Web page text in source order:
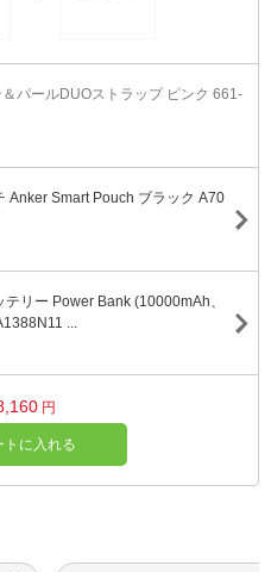
パールDUOストラップ ピンク 661-
Smart Pouch ブラック A70
リー Power Bank (10000mAh、
...
円
トに入れる